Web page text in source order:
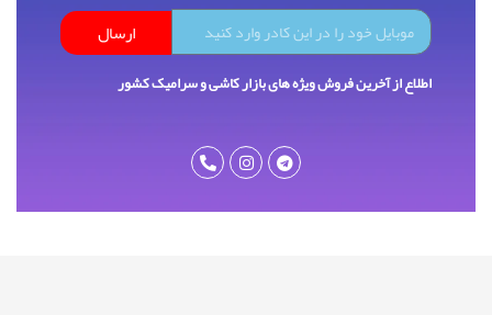
ارسال
اطلاع از آخرین فروش ویژه های بازار کاشی و سرامیک کشور